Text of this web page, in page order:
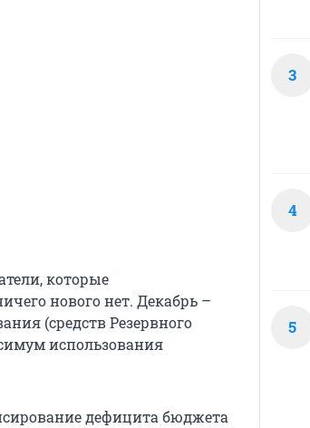
которые
нового нет. Декабрь –
(средств Резервного
использования
дефицита бюджета
3
4
5